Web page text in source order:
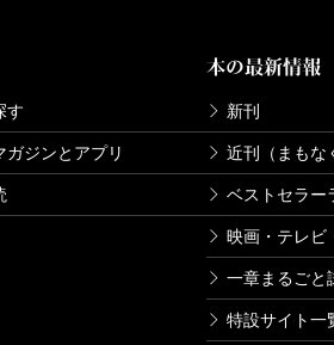
す
ガジンとアプリ
本の最新情報
新刊
近刊（まもな
ベストセラー
映画・テレビ
一章まるごと
特設サイト一